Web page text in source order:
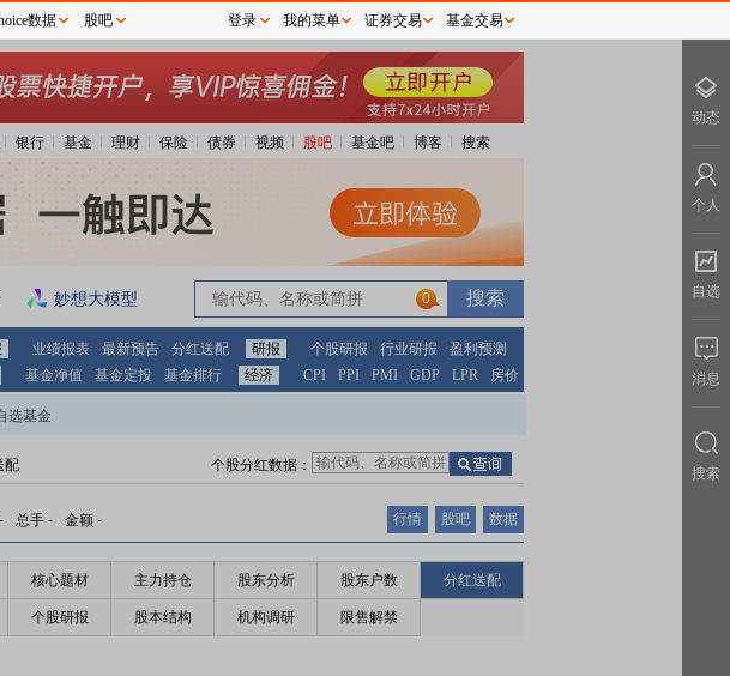
银行 基金 理财 保险 债券 视频 股吧 基金吧 博客 搜索
妙想大模型 0
业绩报表 最新预告 分红送配 研报 个股研报 行业研报
盈利预测
基金净值 基金定投 基金排行 经济 CPI PPI PMI GDP LPR 房价
选基金
配 个股分红数据：
- 总手 - 金额 - 行情 股吧 数据
核心题材 主力持仓 股东分析 股东户数 分红送配
个股研报 股本结构 机构调研 限售解禁
数据 股吧 登录 我的菜单 证券交易 基金交易
动态
个人
自选
消息
搜索